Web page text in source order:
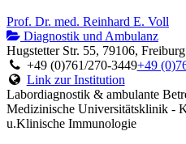
Prof. Dr. med. Reinhard E. Voll
Diagnostik und Ambulanz
Hugstetter Str. 55, 79106,
+49 (0)761/270-3449+49
Link zur Institution
Labordiagnostik & ambulante
Medizinische Universitätsklinik -
u.Klinische Immunologie